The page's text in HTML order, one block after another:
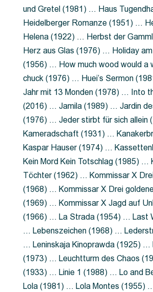
und Gretel (1981) … Haus
Heidelberger Romanze (1951) …
Helena (1922) … Herbst der
Herz aus Glas (1976) … Holiday
(1956) … How much wood would a
chuck (1976) … Huei’s Sermon
Jahr mit 13 Monden (1978) … Into
(2016) … Jamila (1989) … Jardin
(1976) … Jeder stirbt für sich allein
Kameradschaft (1931) …
Kaspar Hauser (1974) …
Kein Mord Kein Totschlag (1985) …
Töchter (1962) … Kommissar X
(1968) … Kommissar X Drei
(1969) … Kommissar X Jagd auf
(1966) … La Strada (1954) … Last
… Lebenszeichen (1968) …
… Leninskaja Kinoprawda (1925) …
(1973) … Leuchtturm des Chaos
(1933) … Linie 1 (1988) … Lo and
Lola (1981) … Lola Montes (1955)